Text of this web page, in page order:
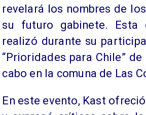
revelará los nombres de
su futuro gabinete. Esta
realizó durante su
“Prioridades para Chile”
cabo en la comuna de Las
En este evento, Kast